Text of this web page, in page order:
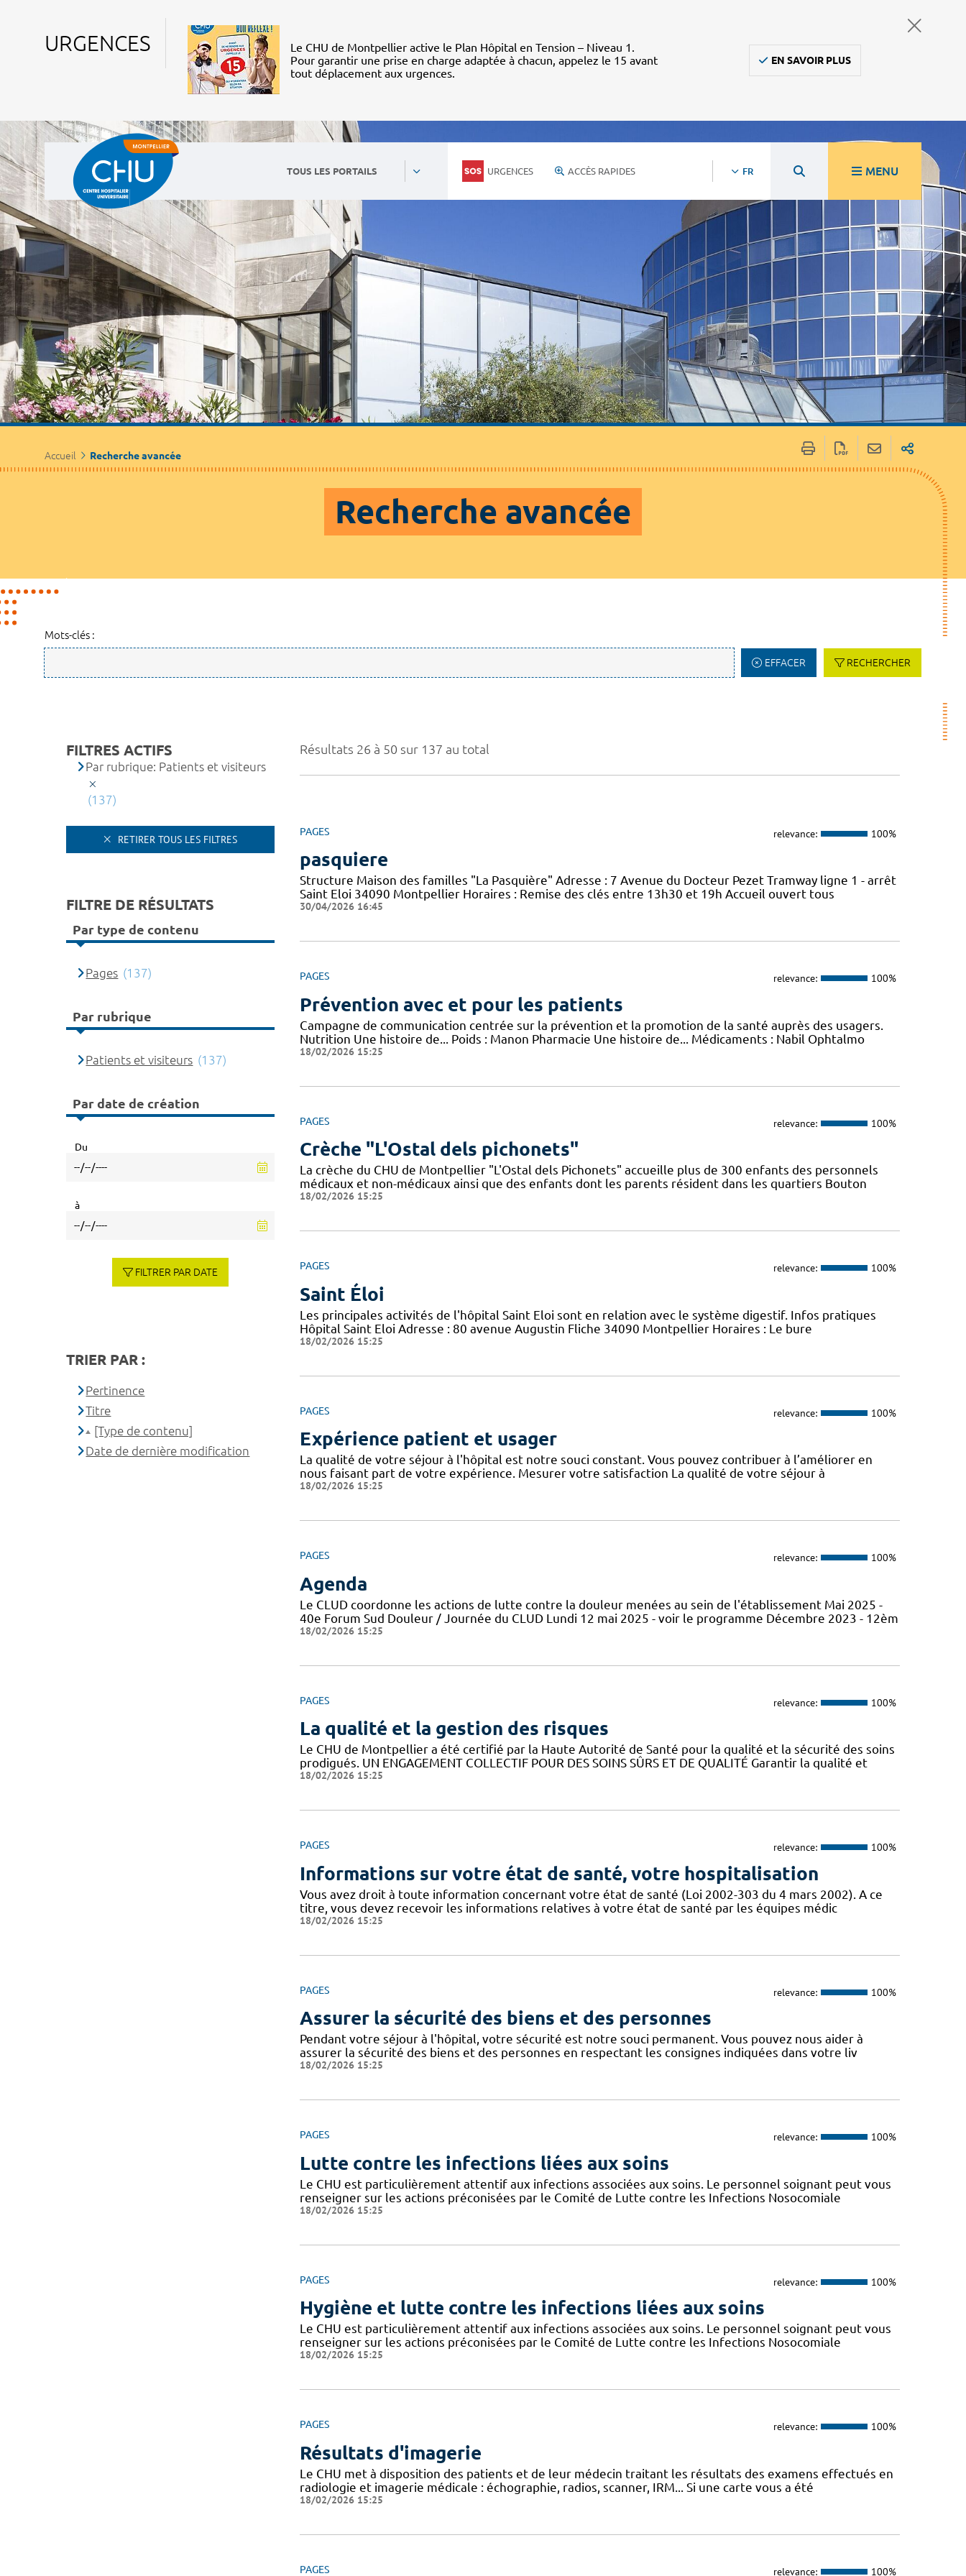
URGENCES
Le CHU de Montpellier active le Plan Hôpital en Tension – Niveau 1.
Pour garantir une prise en charge adaptée à chacun, appelez le 15 avant
tout déplacement aux urgences.
EN SAVOIR PLUS
TOUS LES PORTAILS URGENCES ACCÈS RAPIDES FR MENU
Accueil Recherche avancée
Recherche avancée
Mots-clés :
EFFACER RECHERCHER
Résultats 26 à 50 sur 137 au total
PAGES relevance: 100%
pasquiere
Structure Maison des familles "La Pasquière" Adresse : 7 Avenue du Docteur Pezet Tramway ligne 1 - arrêt
Saint Eloi 34090 Montpellier Horaires : Remise des clés entre 13h30 et 19h Accueil ouvert tous
30/04/2026 16:45
PAGES relevance: 100%
Prévention avec et pour les patients
Campagne de communication centrée sur la prévention et la promotion de la santé auprès des usagers.
Nutrition Une histoire de... Poids : Manon Pharmacie Une histoire de... Médicaments : Nabil Ophtalmo
18/02/2026 15:25
PAGES relevance: 100%
Crèche "L'Ostal dels pichonets"
La crèche du CHU de Montpellier "L'Ostal dels Pichonets" accueille plus de 300 enfants des personnels
médicaux et non-médicaux ainsi que des enfants dont les parents résident dans les quartiers Bouton
18/02/2026 15:25
PAGES relevance: 100%
Saint Éloi
Les principales activités de l'hôpital Saint Eloi sont en relation avec le système digestif. Infos pratiques
Hôpital Saint Eloi Adresse : 80 avenue Augustin Fliche 34090 Montpellier Horaires : Le bure
18/02/2026 15:25
PAGES relevance: 100%
Expérience patient et usager
La qualité de votre séjour à l'hôpital est notre souci constant. Vous pouvez contribuer à l’améliorer en
nous faisant part de votre expérience. Mesurer votre satisfaction La qualité de votre séjour à
18/02/2026 15:25
PAGES relevance: 100%
Agenda
Le CLUD coordonne les actions de lutte contre la douleur menées au sein de l'établissement Mai 2025 -
40e Forum Sud Douleur / Journée du CLUD Lundi 12 mai 2025 - voir le programme Décembre 2023 - 12èm
18/02/2026 15:25
PAGES relevance: 100%
La qualité et la gestion des risques
Le CHU de Montpellier a été certifié par la Haute Autorité de Santé pour la qualité et la sécurité des soins
prodigués. UN ENGAGEMENT COLLECTIF POUR DES SOINS SÛRS ET DE QUALITÉ Garantir la qualité et
18/02/2026 15:25
PAGES relevance: 100%
Informations sur votre état de santé, votre hospitalisation
Vous avez droit à toute information concernant votre état de santé (Loi 2002-303 du 4 mars 2002). A ce
titre, vous devez recevoir les informations relatives à votre état de santé par les équipes médic
18/02/2026 15:25
PAGES relevance: 100%
Assurer la sécurité des biens et des personnes
Pendant votre séjour à l'hôpital, votre sécurité est notre souci permanent. Vous pouvez nous aider à
assurer la sécurité des biens et des personnes en respectant les consignes indiquées dans votre liv
18/02/2026 15:25
PAGES relevance: 100%
Lutte contre les infections liées aux soins
Le CHU est particulièrement attentif aux infections associées aux soins. Le personnel soignant peut vous
renseigner sur les actions préconisées par le Comité de Lutte contre les Infections Nosocomiale
18/02/2026 15:25
PAGES relevance: 100%
Hygiène et lutte contre les infections liées aux soins
Le CHU est particulièrement attentif aux infections associées aux soins. Le personnel soignant peut vous
renseigner sur les actions préconisées par le Comité de Lutte contre les Infections Nosocomiale
18/02/2026 15:25
PAGES relevance: 100%
Résultats d'imagerie
Le CHU met à disposition des patients et de leur médecin traitant les résultats des examens effectués en
radiologie et imagerie médicale : échographie, radios, scanner, IRM... Si une carte vous a été
18/02/2026 15:25
PAGES relevance: 100%
FILTRES ACTIFS
Par rubrique: Patients et visiteurs
(137)
RETIRER TOUS LES FILTRES
FILTRE DE RÉSULTATS
Par type de contenu
Pages (137)
Par rubrique
Patients et visiteurs (137)
Par date de création
Du
à
FILTRER PAR DATE
TRIER PAR :
Pertinence
Titre
[Type de contenu]
Date de dernière modification